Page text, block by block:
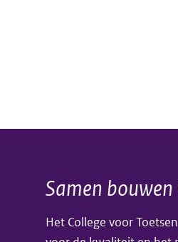
Algemene
informatie
Samen
Het College voor